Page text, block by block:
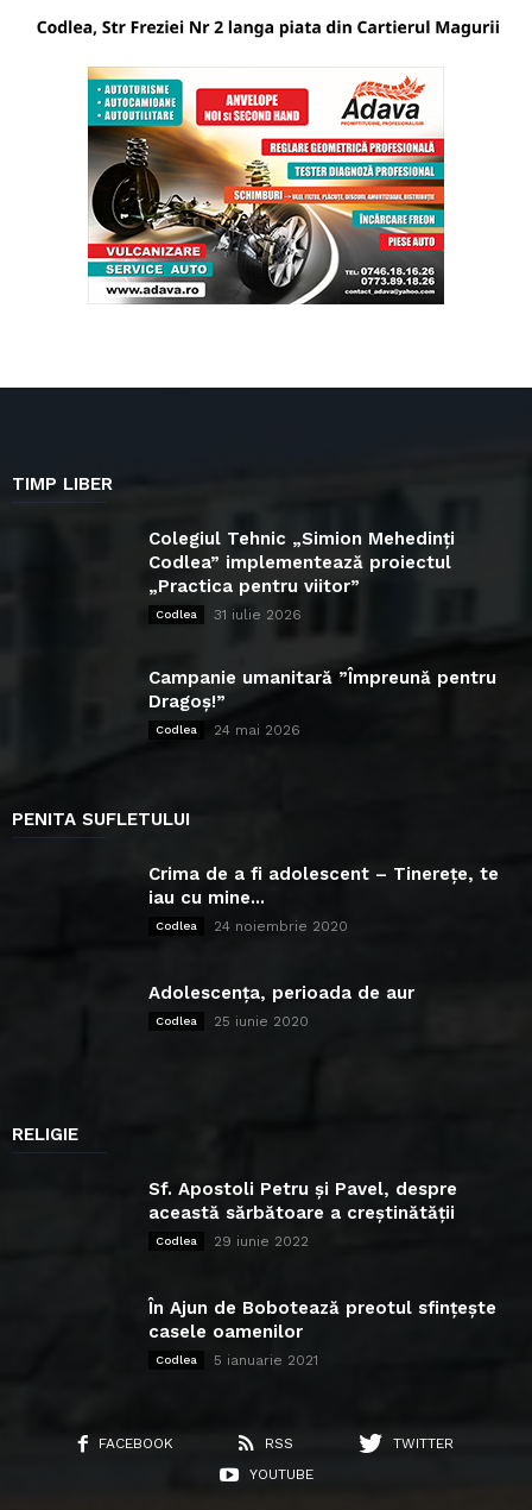
TIMP LIBER
Colegiul Tehnic „Simion Mehedinți
Codlea” implementează proiectul
„Practica pentru viitor”
Codlea 31 iulie 2026
Campanie umanitară ”Împreună pentru
Dragoș!”
Codlea 24 mai 2026
PENITA SUFLETULUI
Crima de a fi adolescent – Tinerețe, te
iau cu mine...
Codlea 24 noiembrie 2020
Adolescența, perioada de aur
Codlea 25 iunie 2020
RELIGIE
Sf. Apostoli Petru și Pavel, despre
această sărbătoare a creștinătății
Codlea 29 iunie 2022
În Ajun de Bobotează preotul sfințește
casele oamenilor
Codlea 5 ianuarie 2021
FACEBOOK RSS
TWITTER
YOUTUBE